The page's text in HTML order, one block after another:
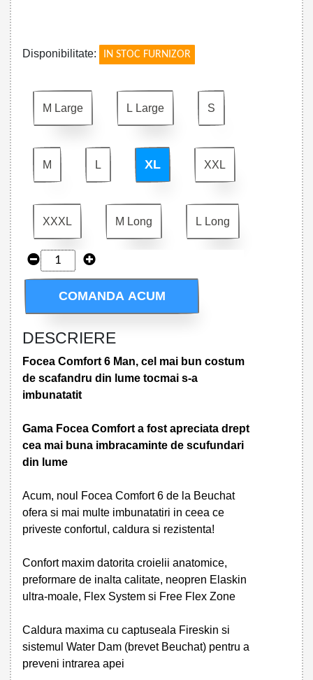
Disponibilitate: IN STOC FURNIZOR
M Large L Large S
M L XL XXL
XXXL M Long L Long
COMANDA ACUM
DESCRIERE
Focea Comfort 6 Man, cel mai bun costum
de scafandru din lume tocmai s-a
imbunatatit
Gama Focea Comfort a fost apreciata drept
cea mai buna imbracaminte de scufundari
din lume
Acum, noul Focea Comfort 6 de la Beuchat
ofera si mai multe imbunatatiri in ceea ce
priveste confortul, caldura si rezistenta!
Confort maxim datorita croielii anatomice,
preformare de inalta calitate, neopren Elaskin
ultra-moale, Flex System si Free Flex Zone
Caldura maxima cu captuseala Fireskin si
sistemul Water Dam (brevet Beuchat) pentru a
preveni intrarea apei